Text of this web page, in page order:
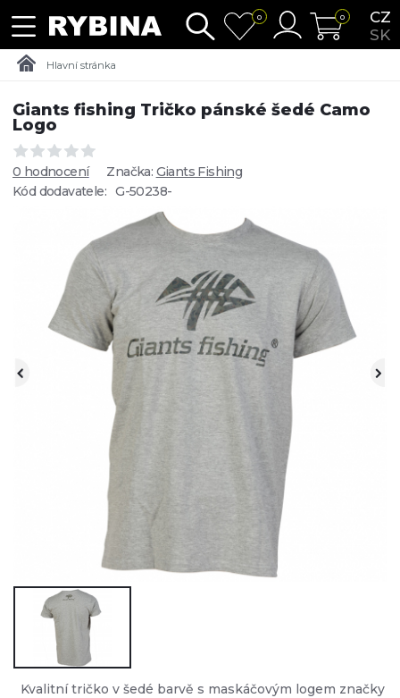
CZ
SK
0 0
Hlavní stránka
Giants fishing Tričko pánské šedé Camo
Logo
0 hodnocení Značka: Giants Fishing
Kód dodavatele:G-50238-
Kvalitní tričko v šedé barvě s maskáčovým logem značky